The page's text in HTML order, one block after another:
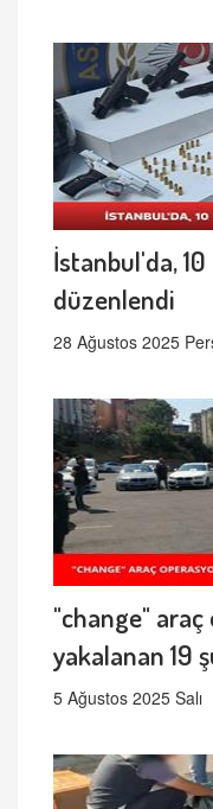
İstanbul'da,
düzenlendi
28 Ağustos 2025
"change"
yakalanan 19
5 Ağustos 2025 Salı